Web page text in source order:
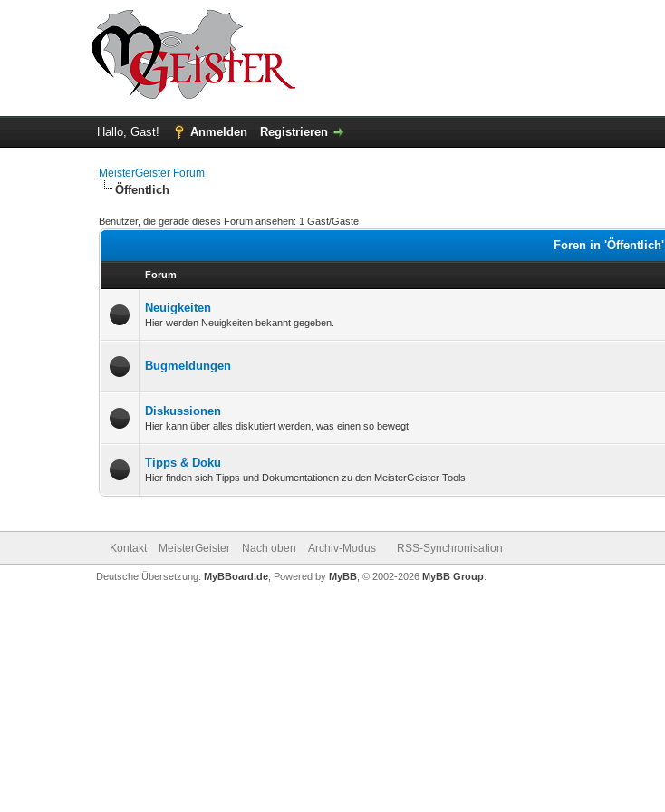
Hallo, Gast! Anmelden Registrieren
MeisterGeister Forum
Öffentlich
Benutzer, die gerade dieses Forum ansehen: 1 Gast/Gäste
Foren in 'Öffentlich'
Forum
Neuigkeiten
Hier werden Neuigkeiten bekannt gegeben.
Bugmeldungen
Diskussionen
Hier kann über alles diskutiert werden, was einen so bewegt.
Tipps & Doku
Hier finden sich Tipps und Dokumentationen zu den MeisterGeister Tools.
Kontakt MeisterGeister Nach oben Archiv-Modus RSS-Synchronisation
Deutsche Übersetzung: MyBBoard.de, Powered by MyBB, © 2002-2026 MyBB Group.